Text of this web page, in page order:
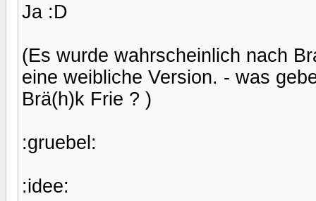
Ja :D
(Es wurde wahrscheinlich nach
eine weibliche Version. - was
Brä(h)k Frie ? )
:gruebel:
:idee: